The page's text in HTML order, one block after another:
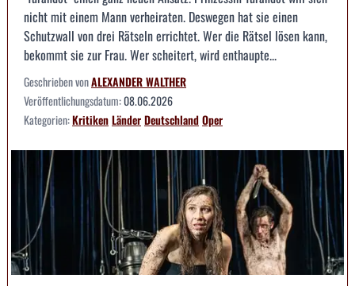
nicht mit einem Mann verheiraten. Deswegen hat sie einen
Schutzwall von drei Rätseln errichtet. Wer die Rätsel lösen kann,
bekommt sie zur Frau. Wer scheitert, wird enthaupte...
Geschrieben vonALEXANDER WALTHER
Veröffentlichungsdatum:08.06.2026
Kategorien:KritikenLänderDeutschlandOper